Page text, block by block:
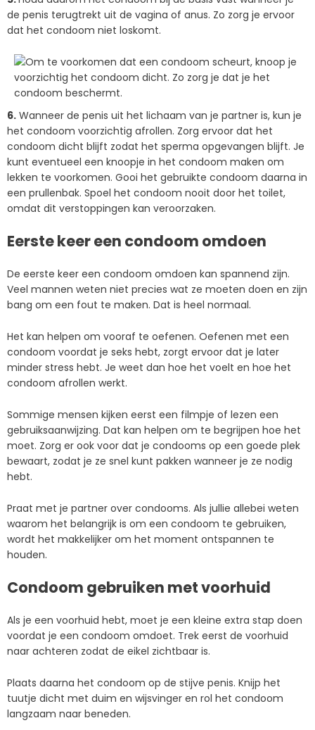
de penis terugtrekt uit de vagina of anus. Zo zorg je ervoor
dat het condoom niet loskomt.
6. Wanneer de penis uit het lichaam van je partner is, kun je
het condoom voorzichtig afrollen. Zorg ervoor dat het
condoom dicht blijft zodat het sperma opgevangen blijft. Je
kunt eventueel een knoopje in het condoom maken om
lekken te voorkomen. Gooi het gebruikte condoom daarna in
een prullenbak. Spoel het condoom nooit door het toilet,
omdat dit verstoppingen kan veroorzaken.
Eerste keer een condoom omdoen
De eerste keer een condoom omdoen kan spannend zijn.
Veel mannen weten niet precies wat ze moeten doen en zijn
bang om een fout te maken. Dat is heel normaal.
Het kan helpen om vooraf te oefenen. Oefenen met een
condoom voordat je seks hebt, zorgt ervoor dat je later
minder stress hebt. Je weet dan hoe het voelt en hoe het
condoom afrollen werkt.
Sommige mensen kijken eerst een filmpje of lezen een
gebruiksaanwijzing. Dat kan helpen om te begrijpen hoe het
moet. Zorg er ook voor dat je condooms op een goede plek
bewaart, zodat je ze snel kunt pakken wanneer je ze nodig
hebt.
Praat met je partner over condooms. Als jullie allebei weten
waarom het belangrijk is om een condoom te gebruiken,
wordt het makkelijker om het moment ontspannen te
houden.
Condoom gebruiken met voorhuid
Als je een voorhuid hebt, moet je een kleine extra stap doen
voordat je een condoom omdoet. Trek eerst de voorhuid
naar achteren zodat de eikel zichtbaar is.
Plaats daarna het condoom op de stijve penis. Knijp het
tuutje dicht met duim en wijsvinger en rol het condoom
langzaam naar beneden.